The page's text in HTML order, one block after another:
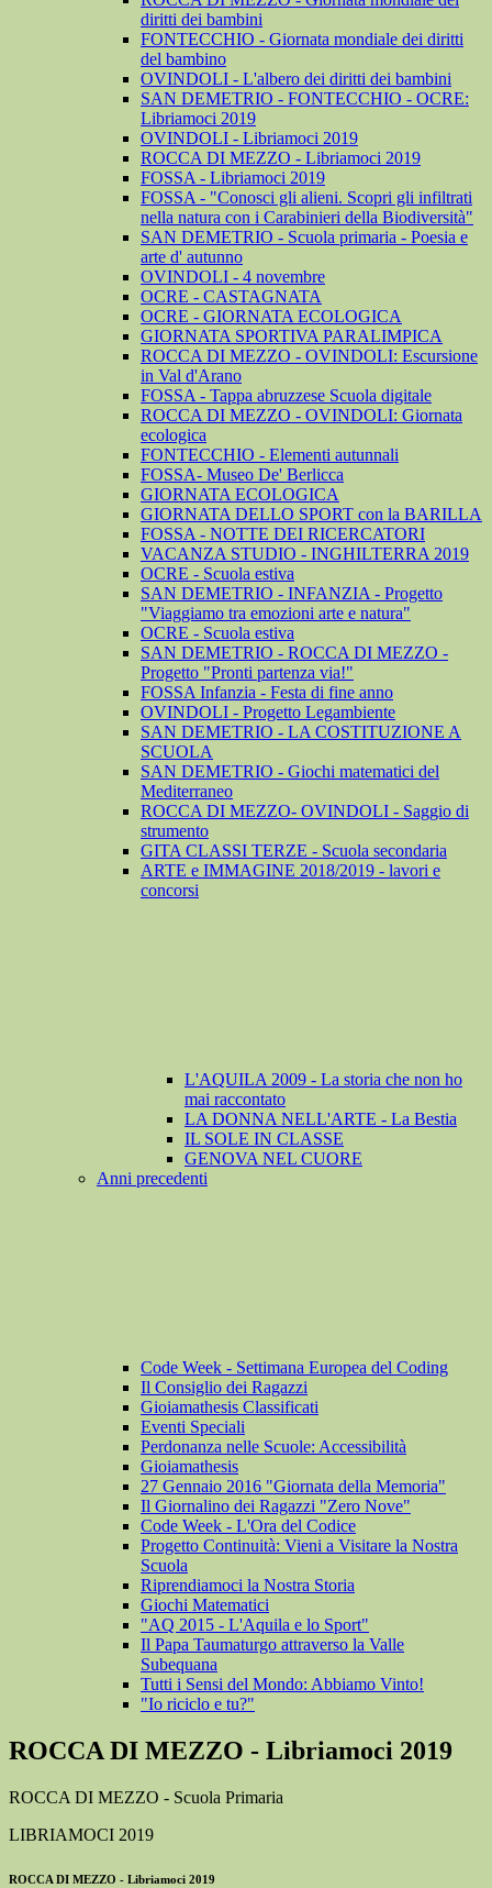
diritti dei bambini
FONTECCHIO - Giornata mondiale dei diritti
del bambino
OVINDOLI - L'albero dei diritti dei bambini
SAN DEMETRIO - FONTECCHIO - OCRE:
Libriamoci 2019
OVINDOLI - Libriamoci 2019
ROCCA DI MEZZO - Libriamoci 2019
FOSSA - Libriamoci 2019
FOSSA - "Conosci gli alieni. Scopri gli infiltrati
nella natura con i Carabinieri della Biodiversità"
SAN DEMETRIO - Scuola primaria - Poesia e
arte d' autunno
OVINDOLI - 4 novembre
OCRE - CASTAGNATA
OCRE - GIORNATA ECOLOGICA
GIORNATA SPORTIVA PARALIMPICA
ROCCA DI MEZZO - OVINDOLI: Escursione
in Val d'Arano
FOSSA - Tappa abruzzese Scuola digitale
ROCCA DI MEZZO - OVINDOLI: Giornata
ecologica
FONTECCHIO - Elementi autunnali
FOSSA- Museo De' Berlicca
GIORNATA ECOLOGICA
GIORNATA DELLO SPORT con la BARILLA
FOSSA - NOTTE DEI RICERCATORI
VACANZA STUDIO - INGHILTERRA 2019
OCRE - Scuola estiva
SAN DEMETRIO - INFANZIA - Progetto
"Viaggiamo tra emozioni arte e natura"
OCRE - Scuola estiva
SAN DEMETRIO - ROCCA DI MEZZO -
Progetto "Pronti partenza via!"
FOSSA Infanzia - Festa di fine anno
OVINDOLI - Progetto Legambiente
SAN DEMETRIO - LA COSTITUZIONE A
SCUOLA
SAN DEMETRIO - Giochi matematici del
Mediterraneo
ROCCA DI MEZZO- OVINDOLI - Saggio di
strumento
GITA CLASSI TERZE - Scuola secondaria
ARTE e IMMAGINE 2018/2019 - lavori e
concorsi
L'AQUILA 2009 - La storia che non ho
mai raccontato
LA DONNA NELL'ARTE - La Bestia
IL SOLE IN CLASSE
GENOVA NEL CUORE
Anni precedenti
Code Week - Settimana Europea del Coding
Il Consiglio dei Ragazzi
Gioiamathesis Classificati
Eventi Speciali
Perdonanza nelle Scuole: Accessibilità
Gioiamathesis
27 Gennaio 2016 "Giornata della Memoria"
Il Giornalino dei Ragazzi "Zero Nove"
Code Week - L'Ora del Codice
Progetto Continuità: Vieni a Visitare la Nostra
Scuola
Riprendiamoci la Nostra Storia
Giochi Matematici
"AQ 2015 - L'Aquila e lo Sport"
Il Papa Taumaturgo attraverso la Valle
Subequana
Tutti i Sensi del Mondo: Abbiamo Vinto!
"Io riciclo e tu?"
ROCCA DI MEZZO - Libriamoci 2019
ROCCA DI MEZZO - Scuola Primaria
LIBRIAMOCI 2019
ROCCA DI MEZZO - Libriamoci 2019